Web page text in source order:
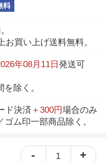
お買い上げ送料無料。
年08月11日発送可
除く。
ド決済 ＋300円場合のみ
ゴム印一部商品除く。
- 1 +